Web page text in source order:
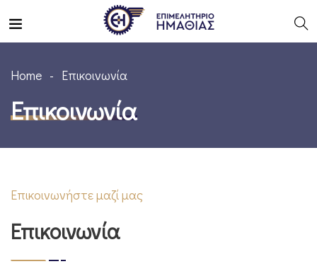
Home Επικοινωνία
Επικοινωνία
Επικοινωνήστε μαζί μας
Επικοινωνία